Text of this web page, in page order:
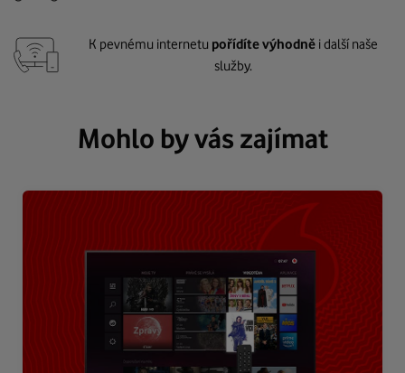
K pevnému internetu pořídíte výhodně i další naše
služby.
Mohlo by vás zajímat